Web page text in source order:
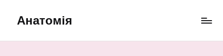
content
Анатомія